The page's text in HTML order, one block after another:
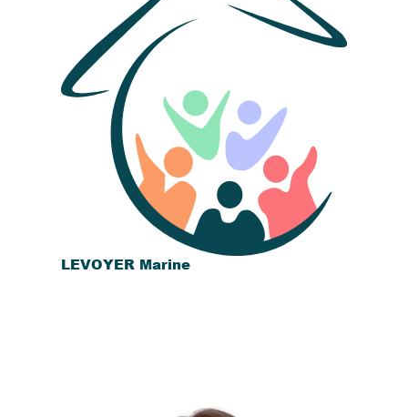
LEVOYER Marine